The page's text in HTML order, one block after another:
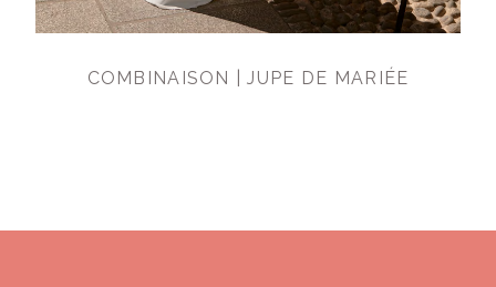
COMBINAISON | JUPE DE MARIÉE